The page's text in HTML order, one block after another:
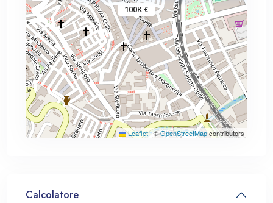
100K €
Leaflet|©OpenStreetMapcontributors
Calcolatore